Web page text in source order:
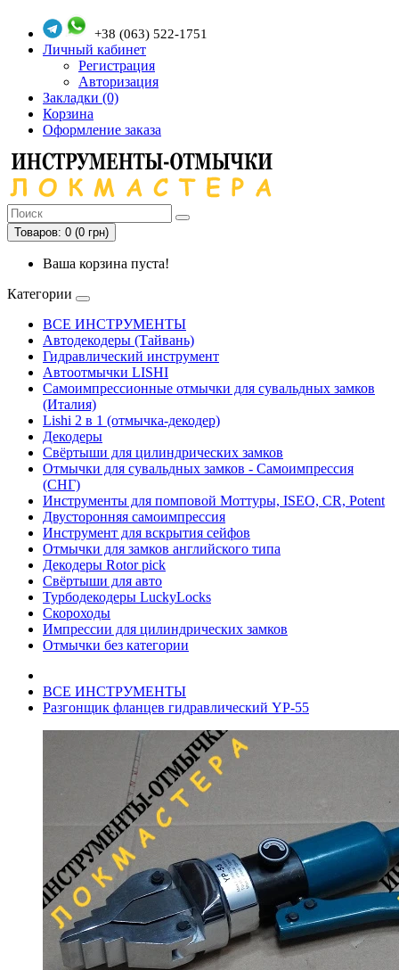
+38 (063) 522-1751
Личный кабинет
Регистрация
Авторизация
Закладки (0)
Корзина
Оформление заказа
Товаров: 0 (0 грн)
Ваша корзина пуста!
Категории
ВСЕ ИНСТРУМЕНТЫ
Автодекодеры (Тайвань)
Гидравлический инструмент
Автоотмычки LISHI
Самоимпрессионные отмычки для сувальдных замков
(Италия)
Lishi 2 в 1 (отмычка-декодер)
Декодеры
Свёртыши для цилиндрических замков
Отмычки для сувальдных замков - Самоимпрессия
(СНГ)
Инструменты для помповой Моттуры, ISEO, CR, Potent
Двусторонняя самоимпрессия
Инструмент для вскрытия сейфов
Отмычки для замков английского типа
Декодеры Rotor pick
Свёртыши для авто
Турбодекодеры LuckyLocks
Скороходы
Импрессии для цилиндрических замков
Отмычки без категории
ВСЕ ИНСТРУМЕНТЫ
Разгонщик фланцев гидравлический YP-55